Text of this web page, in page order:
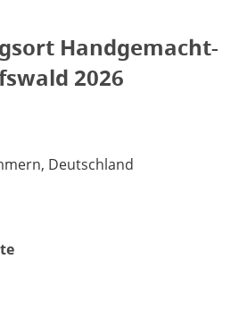
Handgemacht-
2026
Deutschland